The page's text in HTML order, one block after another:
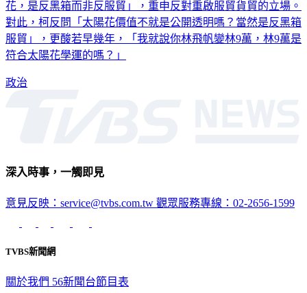
花，是反黑箱而非反服貿」，重申反對重啟服貿貨貿的立場。
對此，柯反問「太陽花價值不就是公開透明嗎？當然是反黑箱
服貿」，更酸若早幾年，「我就說你林飛帆變林9萬，林9萬是
符合太陽花學運的嗎？」
政治
深入時事，一觸即見
意見反映：service@tvbs.com.tw 觀眾服務專線：02-2656-1599
TVBS新聞網
關於我們 56新聞台節目表